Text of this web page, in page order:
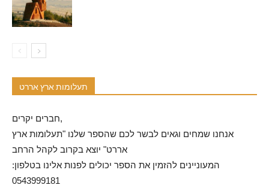
תעלומות ארץ אררט
חברים יקרים,
אנחנו שמחים וגאים לבשר לכם שהספר שלנו "תעלומות ארץ
אררט" יוצא בקרוב לקהל הרחב
המעוניינים להזמין את הספר יכולים לפנות אלינו בטלפון:
0543999181